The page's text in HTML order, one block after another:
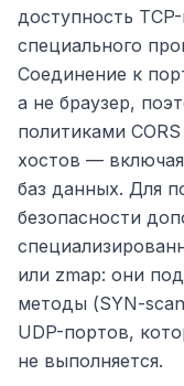
доступность
специального
Соединение к
а не браузер,
политиками
хостов —
баз данных. Для
безопасности
или zmap: они
методы (SYN-
UDP-портов,
не выполняется.